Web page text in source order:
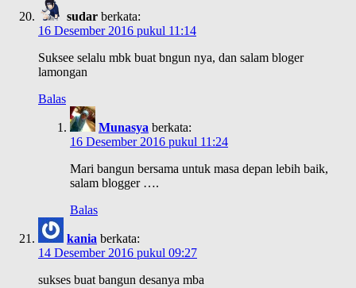
sudar berkata:
16 Desember 2016 pukul 11:14
Suksee selalu mbk buat bngun nya, dan salam bloger
lamongan
Balas
Munasya berkata:
16 Desember 2016 pukul 11:24
Mari bangun bersama untuk masa depan lebih baik,
salam blogger ….
Balas
kania berkata:
14 Desember 2016 pukul 09:27
sukses buat bangun desanya mba